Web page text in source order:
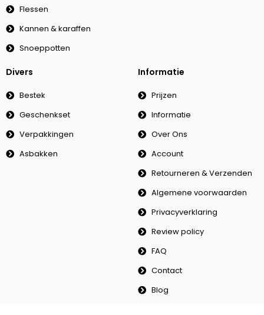
Flessen
Kannen & karaffen
Snoeppotten
Divers
Bestek
Geschenkset
Verpakkingen
Asbakken
Informatie
Prijzen
Informatie
Over Ons
Account
Retourneren & Verzenden
Algemene voorwaarden
Privacyverklaring
Review policy
FAQ
Contact
Blog